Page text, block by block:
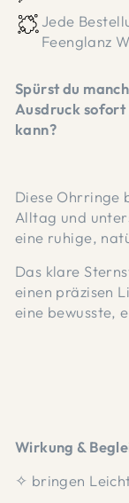
Jede
Feenglanz
Spürst du
Ausdruck
kann?
Diese Ohrringe
Alltag und
eine ruhige,
Das klare
einen präzisen
eine bewusste,
Wirkung &
✧ bringen